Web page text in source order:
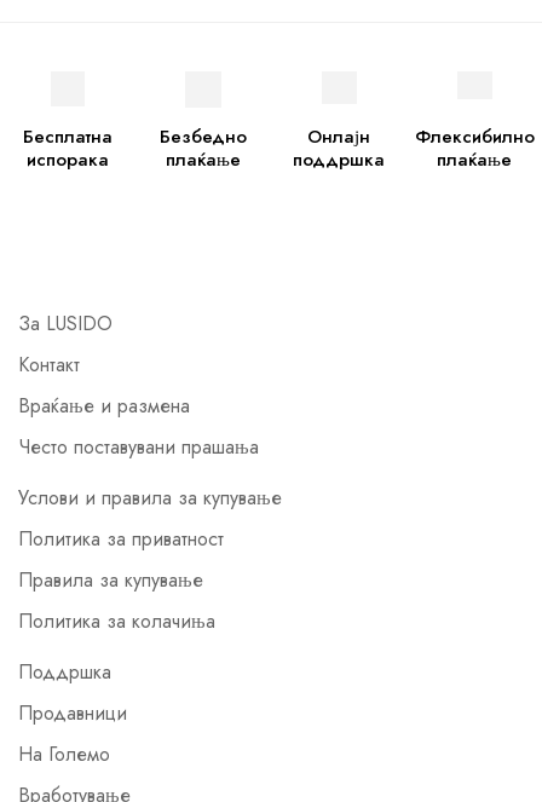
Бесплатна
испорака
Безбедно
плаќање
Онлајн
поддршка
Флексибилно
плаќање
За LUSIDO
Контакт
Враќање и размена
Често поставувани прашања
Услови и правила за купување
Политика за приватност
Правила за купување
Политика за колачиња
Поддршка
Продавници
На Големо
Вработување